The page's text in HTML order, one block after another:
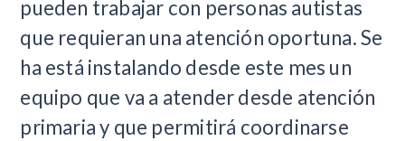
pueden trabajar con personas autistas
que requieran una atención oportuna. Se
ha está instalando desde este mes un
equipo que va a atender desde atención
primaria y que permitirá coordinarse